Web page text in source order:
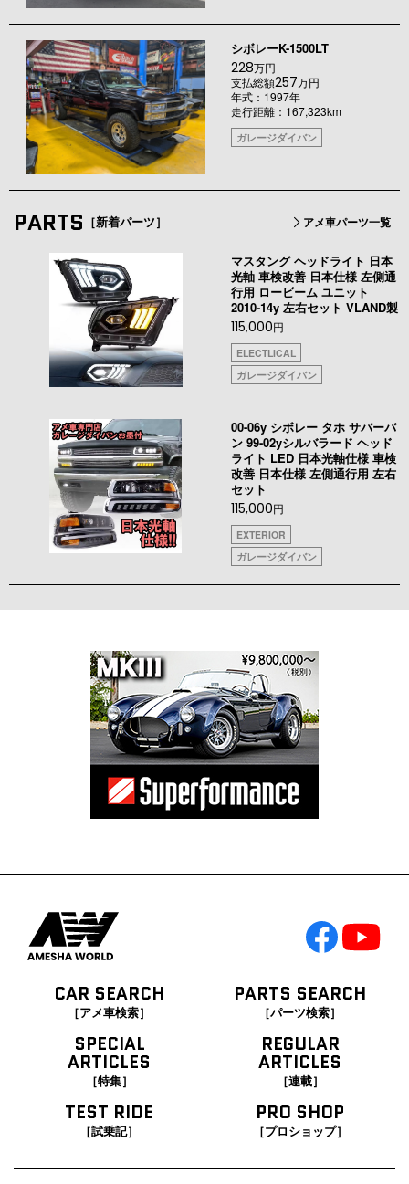
シボレーK-1500LT
228万円
支払総額257万円
年式：1997年
走行距離：167,323km
ガレージダイバン
PARTS ［新着パーツ］ アメ車パーツ一覧
マスタング ヘッドライト 日本
光軸 車検改善 日本仕様 左側通
行用 ロービーム ユニット
2010-14y 左右セット VLAND製
115,000円
ELECTLICAL
ガレージダイバン
00-06y シボレー タホ サバーバ
ン 99-02yシルバラード ヘッド
ライト LED 日本光軸仕様 車検
改善 日本仕様 左側通行用 左右
セット
115,000円
EXTERIOR
ガレージダイバン
CAR SEARCH
［アメ車検索］
PARTS SEARCH
［パーツ検索］
SPECIAL
ARTICLES
［特集］
REGULAR
ARTICLES
［連載］
TEST RIDE
［試乗記］
PRO SHOP
［プロショップ］